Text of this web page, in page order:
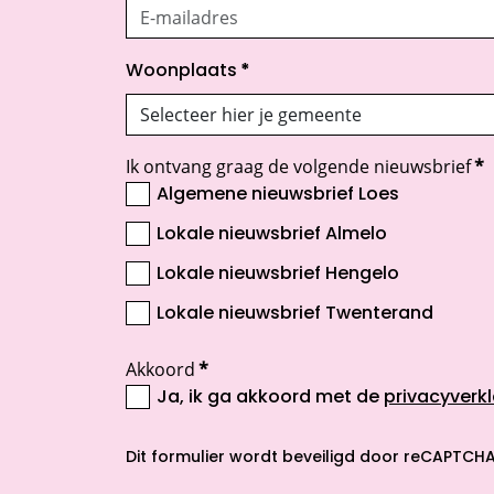
Woonplaats *
Ik ontvang graag de volgende nieuwsbrief*
Algemene nieuwsbrief Loes
Lokale nieuwsbrief Almelo
Lokale nieuwsbrief Hengelo
Lokale nieuwsbrief Twenterand
Akkoord*
Ja, ik ga akkoord met de
Dit formulier wordt beveiligd door